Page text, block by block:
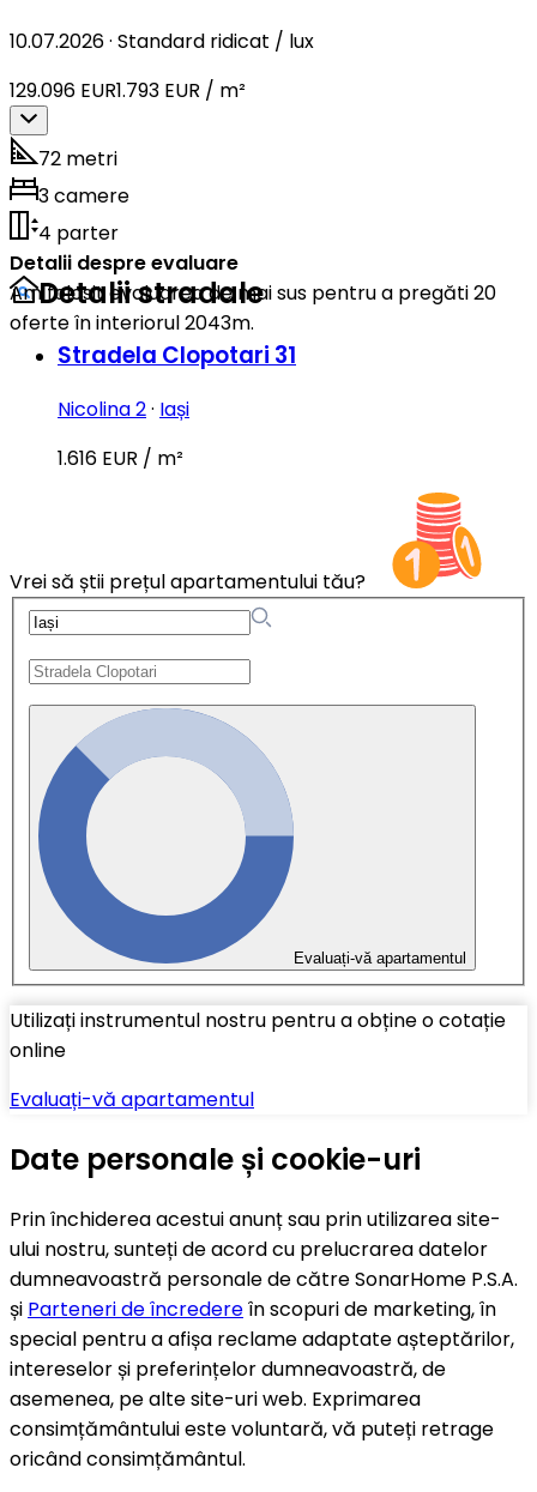
10.07.2026· Standard ridicat / lux
129.096 EUR1.793 EUR / m²
72 metri
3 camere
4 parter
Detalii despre evaluare
Am folosit evaluarea de mai sus pentru a pregăti 20
oferte în interiorul 2043m.
Detalii stradale
Stradela Clopotari 31
Nicolina 2· Iași
1.616 EUR / m²
Vrei să știi prețul apartamentului tău?
Evaluați-vă apartamentul
Utilizați instrumentul nostru pentru a obține o cotație
online
Evaluați-vă apartamentul
Date personale și cookie-uri
Prin închiderea acestui anunț sau prin utilizarea site-
ului nostru, sunteți de acord cu prelucrarea datelor
dumneavoastră personale de către SonarHome P.S.A.
și Parteneri de încredereîn scopuri de marketing, în
special pentru a afișa reclame adaptate așteptărilor,
intereselor și preferințelor dumneavoastră, de
asemenea, pe alte site-uri web. Exprimarea
consimțământului este voluntară, vă puteți retrage
oricând consimțământul.